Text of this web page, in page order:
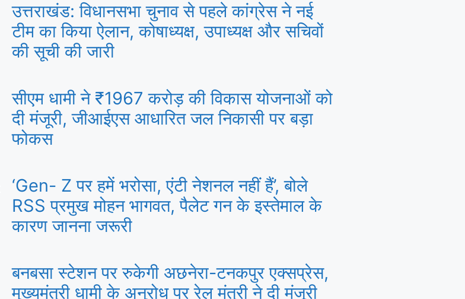
उत्तराखंड: विधानसभा चुनाव से पहले कांग्रेस ने नई
टीम का किया ऐलान, कोषाध्यक्ष, उपाध्यक्ष और सचिवों
की सूची की जारी
सीएम धामी ने ₹1967 करोड़ की विकास योजनाओं को
दी मंजूरी, जीआईएस आधारित जल निकासी पर बड़ा
फोकस
‘Gen- Z पर हमें भरोसा, एंटी नेशनल नहीं हैं’, बोले
RSS प्रमुख मोहन भागवत, पैलेट गन के इस्तेमाल के
कारण जानना जरूरी
बनबसा स्टेशन पर रुकेगी अछनेरा-टनकपुर एक्सप्रेस,
मुख्यमंत्री धामी के अनुरोध पर रेल मंत्री ने दी मंजूरी